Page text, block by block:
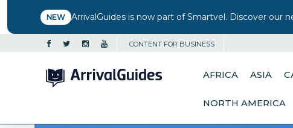
NEW ArrivalGuides is now part of Smartvel. Discover our
CONTENT FOR BUSINESS
AFRICA ASIA
NORTH AMERICA